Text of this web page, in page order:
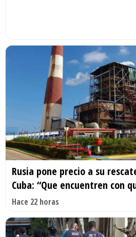
Rusia pone precio a su
Cuba: “Que encuentren con
Hace 22 horas